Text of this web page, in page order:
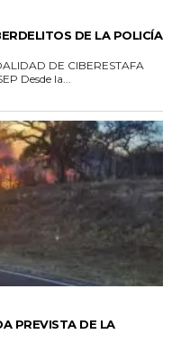
DE LA POLICÍA
DE CIBERESTAFA
VIRTUAL USANDO EL NOMBRE DE OSEP Desde la...
PREVISTA DE LA